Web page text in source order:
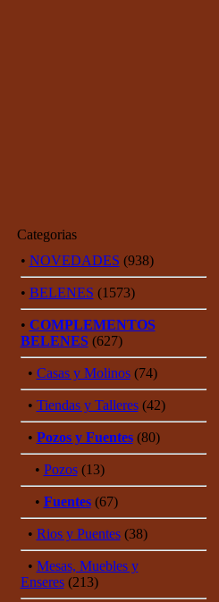
Categorias
• NOVEDADES (938)
• BELENES (1573)
• COMPLEMENTOS
BELENES(627)
• Casas y Molinos(74)
• Tiendas y Talleres(42)
• Pozos y Fuentes(80)
• Pozos(13)
• Fuentes(67)
• Rios y Puentes(38)
• Mesas, Muebles y
Enseres(213)